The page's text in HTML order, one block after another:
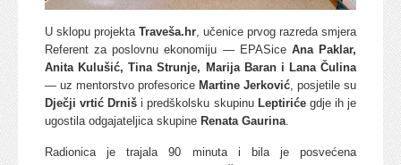
U sklopu projekta Traveša.hr , učenice prvog razreda smjera
Referent za poslovnu ekonomiju — EPASice Ana Paklar,
Anita Kulušić, Tina Strunje, Marija Baran i Lana Čulina
— uz mentorstvo profesorice Martine Jerković , posjetile su
Dječji vrtić Drniš i predškolsku skupinu Leptirićegdje ih je
ugostila odgajateljica skupine Renata Gaurina
Radionica je trajala 90 minuta i bila je posvećena